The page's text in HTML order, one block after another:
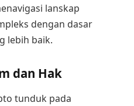
lanskap
dengan dasar
lebih baik.
dan Hak
tunduk pada